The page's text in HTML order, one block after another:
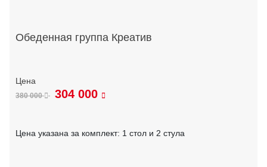
Обеденная группа Креатив
380 000 304 000
Цена указана за комплект: 1 стол и 2 стула